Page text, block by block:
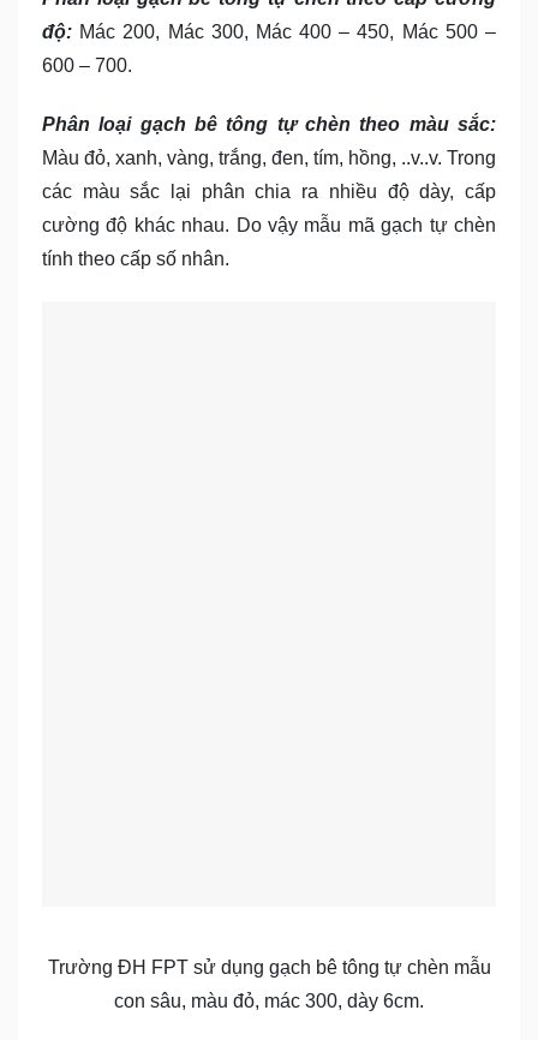
độ: Mác 200, Mác 300, Mác 400 – 450, Mác 500 –
600 – 700.
Phân loại gạch bê tông tự chèn theo màu sắc:
Màu đỏ, xanh, vàng, trắng, đen, tím, hồng, ..v..v. Trong
các màu sắc lại phân chia ra nhiều độ dày, cấp
cường độ khác nhau. Do vậy mẫu mã gạch tự chèn
tính theo cấp số nhân.
Trường ĐH FPT sử dụng gạch bê tông tự chèn mẫu
con sâu, màu đỏ, mác 300, dày 6cm.